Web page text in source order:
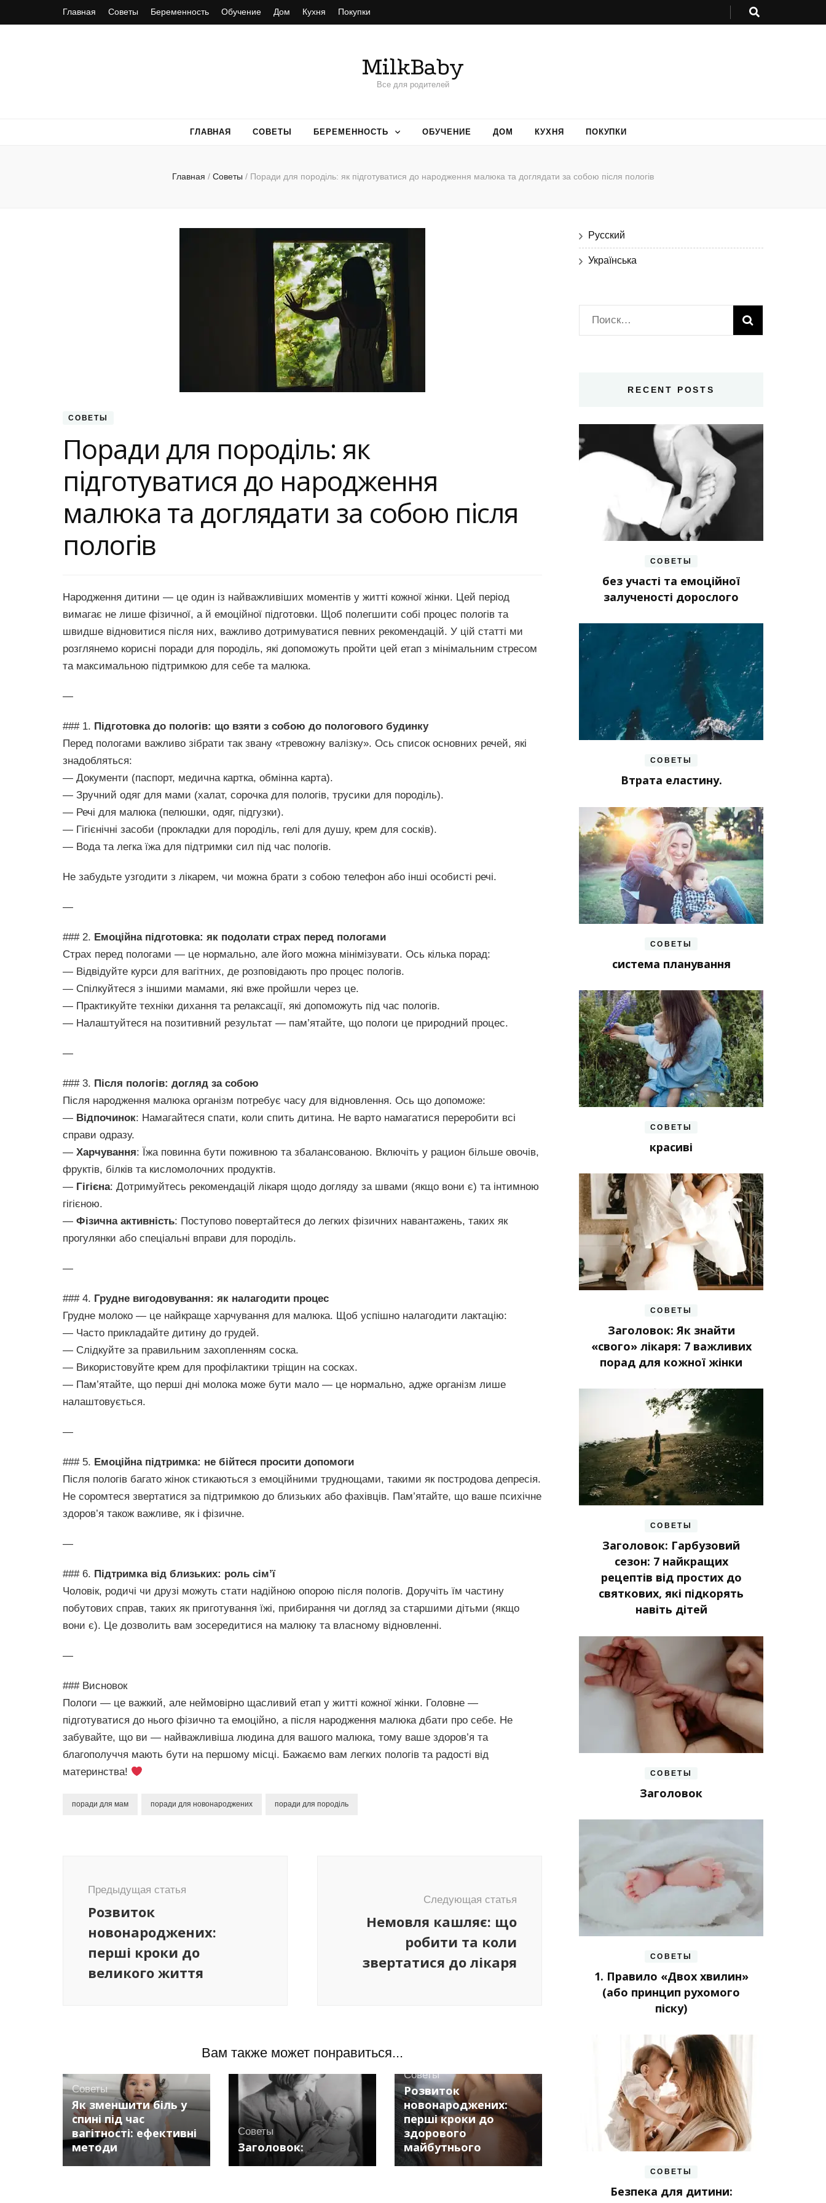
Главная Советы Беременность Обучение Дом Кухня Покупки
MilkBaby
Все для родителей
ГЛАВНАЯ СОВЕТЫ БЕРЕМЕННОСТЬ ОБУЧЕНИЕ ДОМ КУХНЯ ПОКУПКИ
Главная / Советы / Поради для породіль: як підготуватися до народження малюка та доглядати за собою після пологів
СОВЕТЫ
Поради для породіль: як
підготуватися до народження
малюка та доглядати за собою після
пологів
Народження дитини — це один із найважливіших моментів у житті кожної жінки. Цей період
вимагає не лише фізичної, а й емоційної підготовки. Щоб полегшити собі процес пологів та
швидше відновитися після них, важливо дотримуватися певних рекомендацій. У цій статті ми
розглянемо корисні поради для породіль, які допоможуть пройти цей етап з мінімальним стресом
та максимальною підтримкою для себе та малюка.
—
### 1. Підготовка до пологів: що взяти з собою до пологового будинку
Перед пологами важливо зібрати так звану «тревожну валізку». Ось список основних речей, які
знадобляться:
— Документи (паспорт, медична картка, обмінна карта).
— Зручний одяг для мами (халат, сорочка для пологів, трусики для породіль).
— Речі для малюка (пелюшки, одяг, підгузки).
— Гігієнічні засоби (прокладки для породіль, гелі для душу, крем для сосків).
— Вода та легка їжа для підтримки сил під час пологів.
Не забудьте узгодити з лікарем, чи можна брати з собою телефон або інші особисті речі.
—
### 2. Емоційна підготовка: як подолати страх перед пологами
Страх перед пологами — це нормально, але його можна мінімізувати. Ось кілька порад:
— Відвідуйте курси для вагітних, де розповідають про процес пологів.
— Спілкуйтеся з іншими мамами, які вже пройшли через це.
— Практикуйте техніки дихання та релаксації, які допоможуть під час пологів.
— Налаштуйтеся на позитивний результат — пам’ятайте, що пологи це природний процес.
—
### 3. Після пологів: догляд за собою
Після народження малюка організм потребує часу для відновлення. Ось що допоможе:
— Відпочинок: Намагайтеся спати, коли спить дитина. Не варто намагатися переробити всі
справи одразу.
— Харчування: Їжа повинна бути поживною та збалансованою. Включіть у рацион більше овочів,
фруктів, білків та кисломолочних продуктів.
— Гігієна: Дотримуйтесь рекомендацій лікаря щодо догляду за швами (якщо вони є) та інтимною
гігієною.
— Фізична активність: Поступово повертайтеся до легких фізичних навантажень, таких як
прогулянки або спеціальні вправи для породіль.
—
### 4. Грудне вигодовування: як налагодити процес
Грудне молоко — це найкраще харчування для малюка. Щоб успішно налагодити лактацію:
— Часто прикладайте дитину до грудей.
— Слідкуйте за правильним захопленням соска.
— Використовуйте крем для профілактики тріщин на сосках.
— Пам’ятайте, що перші дні молока може бути мало — це нормально, адже організм лише
налаштовується.
—
### 5. Емоційна підтримка: не бійтеся просити допомоги
Після пологів багато жінок стикаються з емоційними труднощами, такими як постродова депресія.
Не соромтеся звертатися за підтримкою до близьких або фахівців. Пам’ятайте, що ваше психічне
здоров’я також важливе, як і фізичне.
—
### 6. Підтримка від близьких: роль сім’ї
Чоловік, родичі чи друзі можуть стати надійною опорою після пологів. Доручіть їм частину
побутових справ, таких як приготування їжі, прибирання чи догляд за старшими дітьми (якщо
вони є). Це дозволить вам зосередитися на малюку та власному відновленні.
—
### Висновок
Пологи — це важкий, але неймовірно щасливий етап у житті кожної жінки. Головне —
підготуватися до нього фізично та емоційно, а після народження малюка дбати про себе. Не
забувайте, що ви — найважливіша людина для вашого малюка, тому ваше здоров’я та
благополуччя мають бути на першому місці. Бажаємо вам легких пологів та радості від
материнства!
поради для мам поради для новонароджених поради для породіль
записям
Предыдущая статья
Розвиток
новонароджених:
перші кроки до
великого життя
Следующая статья
Немовля кашляє: що
робити та коли
звертатися до лікаря
Вам также может понравиться...
Советы
Як зменшити біль у
спині під час
вагітності: ефективні
методи
Советы
Заголовок:
Советы
Розвиток
новонароджених:
перші кроки до
здорового
майбутнього
Русский
Українська
Найти:
RECENT POSTS
СОВЕТЫ
без участі та емоційної
залученості дорослого
СОВЕТЫ
Втрата еластину.
СОВЕТЫ
система планування
СОВЕТЫ
красиві
СОВЕТЫ
Заголовок: Як знайти
«свого» лікаря: 7 важливих
порад для кожної жінки
СОВЕТЫ
Заголовок: Гарбузовий
сезон: 7 найкращих
рецептів від простих до
святкових, які підкорять
навіть дітей
СОВЕТЫ
Заголовок
СОВЕТЫ
1. Правило «Двох хвилин»
(або принцип рухомого
піску)
СОВЕТЫ
Безпека для дитини: